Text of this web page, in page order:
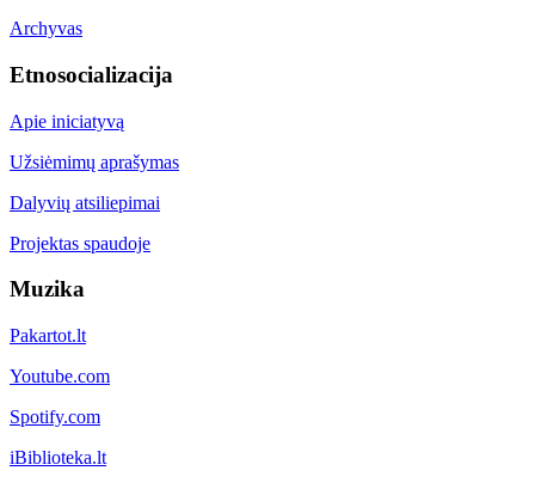
Archyvas
Etnosocializacija
Apie iniciatyvą
Užsiėmimų aprašymas
Dalyvių atsiliepimai
Projektas spaudoje
Muzika
Pakartot.lt
Youtube.com
Spotify.com
iBiblioteka.lt